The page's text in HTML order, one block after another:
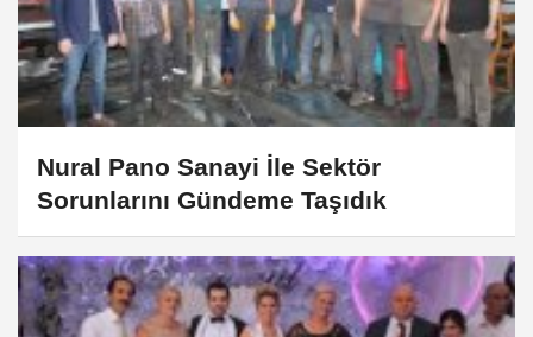
Nural Pano Sanayi İle Sektör
Sorunlarını Gündeme Taşıdık